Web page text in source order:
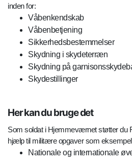
inden for:
Våbenkendskab
Våbenbetjening
Sikkerhedsbestemmelser
Skydning i skydeterræn
Skydning på
Skydestillinger
Her kan du bruge det
Som soldat i Hjemmeværnet støtter du
hjælp til militære opgaver som
Nationale og internationale